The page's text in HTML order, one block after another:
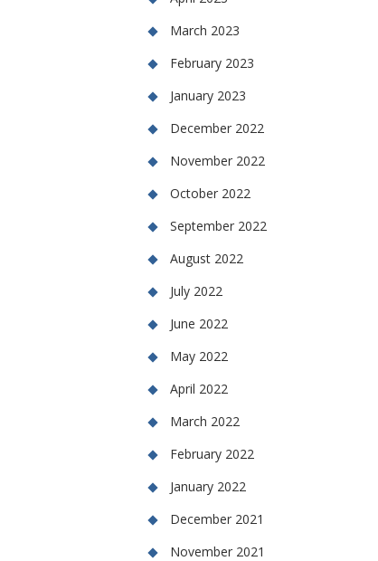
March 2023
February 2023
January 2023
December 2022
November 2022
October 2022
September 2022
August 2022
July 2022
June 2022
May 2022
April 2022
March 2022
February 2022
January 2022
December 2021
November 2021